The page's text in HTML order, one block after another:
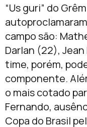
“Us guri” do
campo são:
Darlan (22),
time, porém,
componente.
o mais cotado
Fernando,
Copa do Brasil